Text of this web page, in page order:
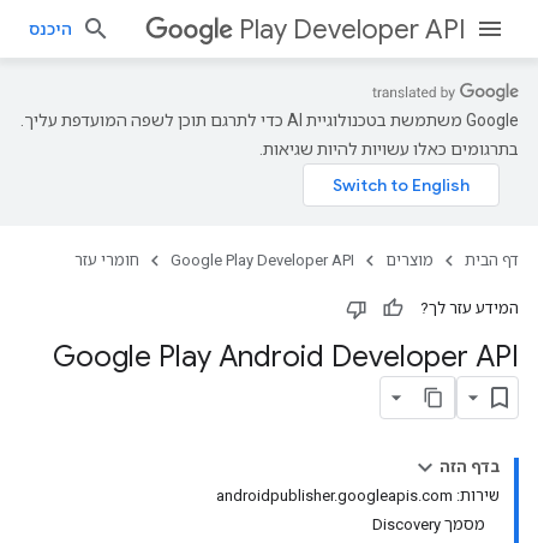
Play Developer API היכנס
‫Google משתמשת בטכנולוגיית AI כדי לתרגם תוכן לשפה המועדפת עליך.
בתרגומים כאלו עשויות להיות שגיאות.
דף הבית מוצרים Google Play Developer API חומרי עזר
המידע עזר לך?
Google Play Android Developer API
בדף הזה
שירות: androidpublisher.googleapis.com
מסמך Discovery